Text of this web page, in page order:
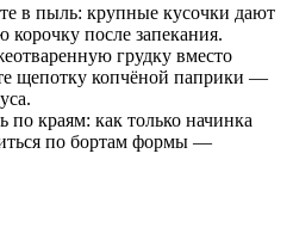
в пыль: крупные кусочки дают
после запекания.
грудку вместо
щепотку копчёной паприки —
по краям: как только начинка
по бортам формы —